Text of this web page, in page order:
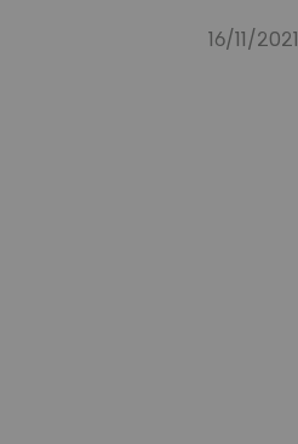
16/11/2021